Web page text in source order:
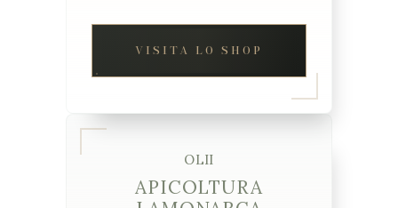
VISITA LO SHOP
OLII
APICOLTURA